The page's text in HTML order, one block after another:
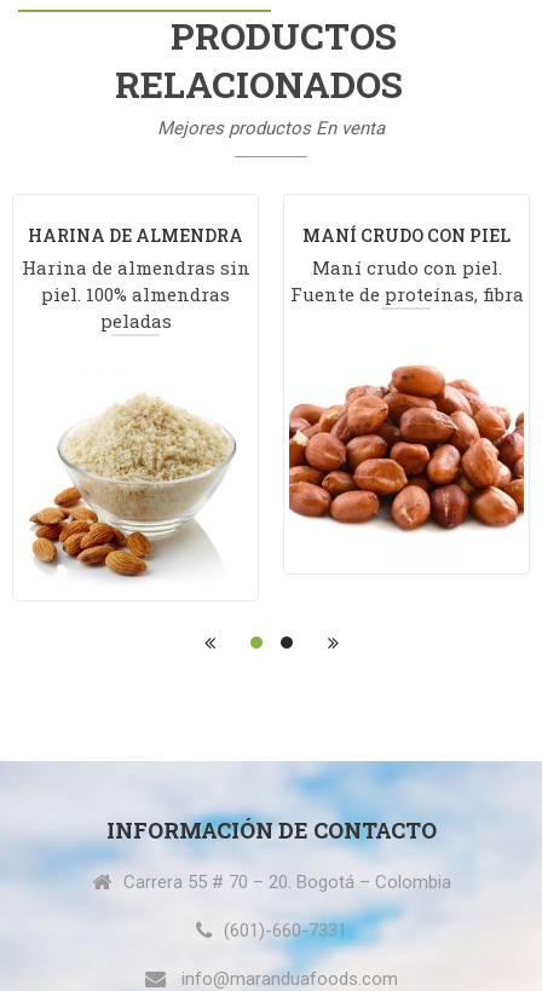
PRODUCTOS
RELACIONADOS
Mejores productos En venta
HARINA DE ALMENDRA
SIN PIEL
Harina de almendras sin
piel. 100% almendras
peladas
MANÍ CRUDO CON PIEL
Maní crudo con piel.
Fuente de proteínas, fibra
INFORMACIÓN DE CONTACTO
Carrera 55 # 70 – 20. Bogotá – Colombia
(601)-660-7331
info@maranduafoods.com